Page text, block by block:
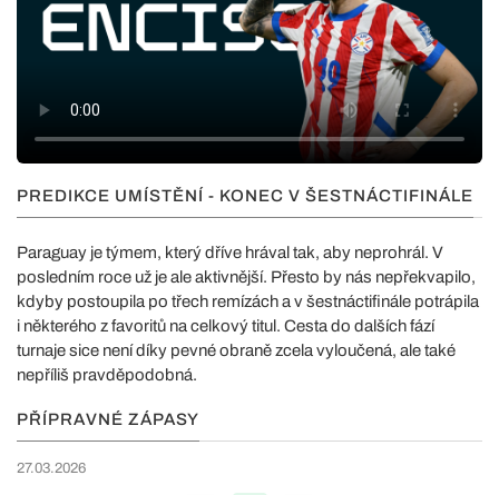
PREDIKCE UMÍSTĚNÍ - KONEC V ŠESTNÁCTIFINÁLE
Paraguay je týmem, který dříve hrával tak, aby neprohrál. V
posledním roce už je ale aktivnější. Přesto by nás nepřekvapilo,
kdyby postoupila po třech remízách a v šestnáctifinále potrápila
i některého z favoritů na celkový titul. Cesta do dalších fází
turnaje sice není díky pevné obraně zcela vyloučená, ale také
nepříliš pravděpodobná.
PŘÍPRAVNÉ ZÁPASY
27.03.2026